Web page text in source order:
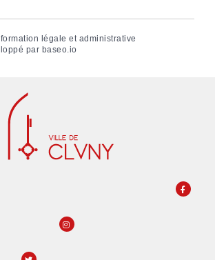
légale et administrative
par baseo.io